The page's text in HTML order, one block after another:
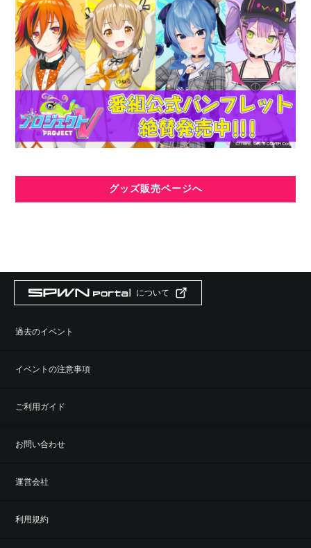
グッズ販売ページへ
について
過去のイベント
イベントの注意事項
ご利用ガイド
お問い合わせ
運営会社
利用規約